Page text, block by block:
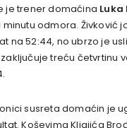
je trener domaćina Luka
odmora. Živković
na 52:44, no ubrzo je
treću četvrtinu
susreta domaćin je
Koševima Kljajića